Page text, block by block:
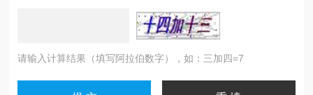
请输入计算结果（填写阿拉伯数字），如：三加四=7